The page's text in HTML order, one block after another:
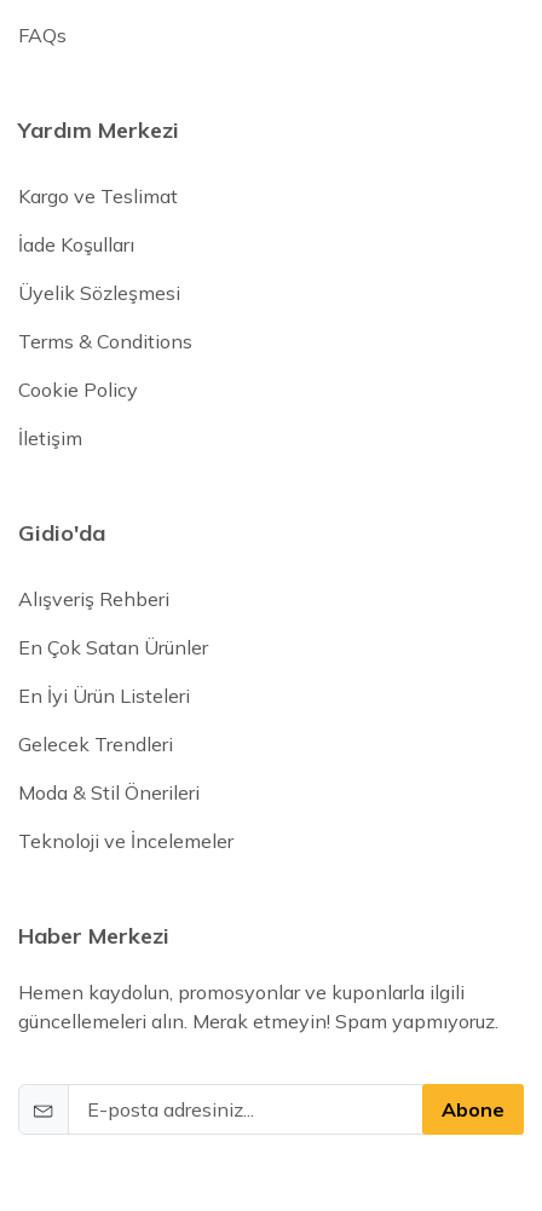
FAQs
Yardım Merkezi
Kargo ve Teslimat
İade Koşulları
Üyelik Sözleşmesi
Terms & Conditions
Cookie Policy
İletişim
Gidio'da
Alışveriş Rehberi
En Çok Satan Ürünler
En İyi Ürün Listeleri
Gelecek Trendleri
Moda & Stil Önerileri
Teknoloji ve İncelemeler
Haber Merkezi
Hemen kaydolun, promosyonlar ve kuponlarla ilgili
güncellemeleri alın. Merak etmeyin! Spam yapmıyoruz.
Abone